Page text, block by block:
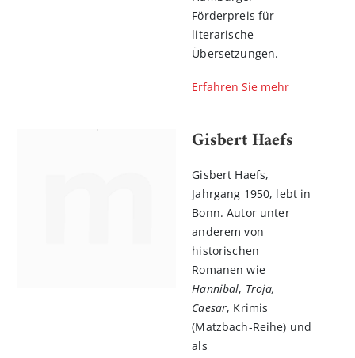
Förderpreis für
literarische
Übersetzungen.
Erfahren Sie mehr
Gisbert Haefs
Gisbert Haefs,
Jahrgang 1950, lebt in
Bonn. Autor unter
anderem von
historischen
Romanen wie
Hannibal, Troja,
Caesar, Krimis
(Matzbach-Reihe) und
als